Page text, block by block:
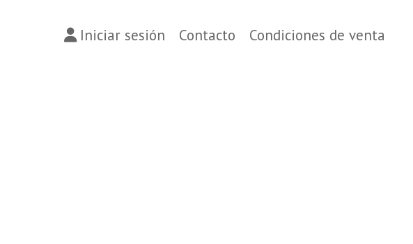
Iniciar sesión Contacto Condiciones de venta